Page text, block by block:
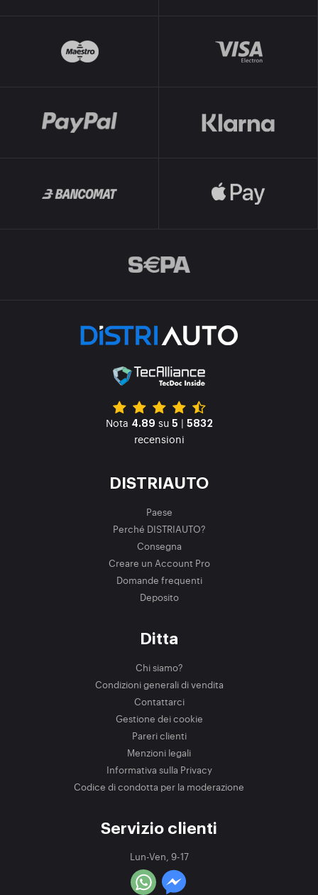
Nota 4.89 su 5 | 5832
recensioni
DISTRIAUTO
Paese
Perché DISTRIAUTO?
Consegna
Creare un Account Pro
Domande frequenti
Deposito
Ditta
Chi siamo?
Condizioni generali di vendita
Contattarci
Gestione dei cookie
Pareri clienti
Menzioni legali
Informativa sulla Privacy
Codice di condotta per la moderazione
Servizio clienti
Lun-Ven, 9-17